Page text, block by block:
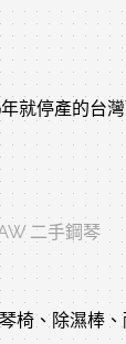
就停產的台
二手鋼琴
椅、除濕棒